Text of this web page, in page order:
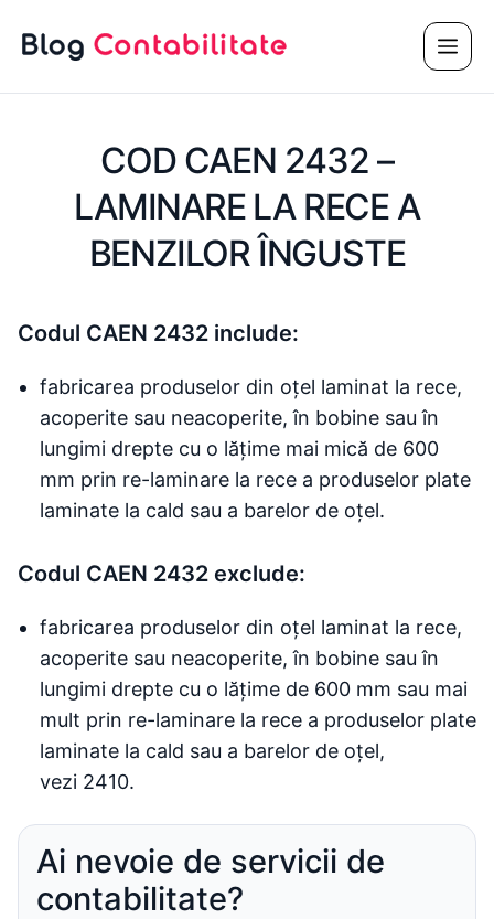
COD CAEN 2432 –
LAMINARE LA RECE A
BENZILOR ÎNGUSTE
Codul CAEN 2432 include:
fabricarea produselor din oțel laminat la rece,
acoperite sau neacoperite, în bobine sau în
lungimi drepte cu o lățime mai mică de 600
mm prin re-laminare la rece a produselor plate
laminate la cald sau a barelor de oțel.
Codul CAEN 2432 exclude:
fabricarea produselor din oțel laminat la rece,
acoperite sau neacoperite, în bobine sau în
lungimi drepte cu o lățime de 600 mm sau mai
mult prin re-laminare la rece a produselor plate
laminate la cald sau a barelor de oțel,
vezi 2410.
Ai nevoie de servicii de
contabilitate?